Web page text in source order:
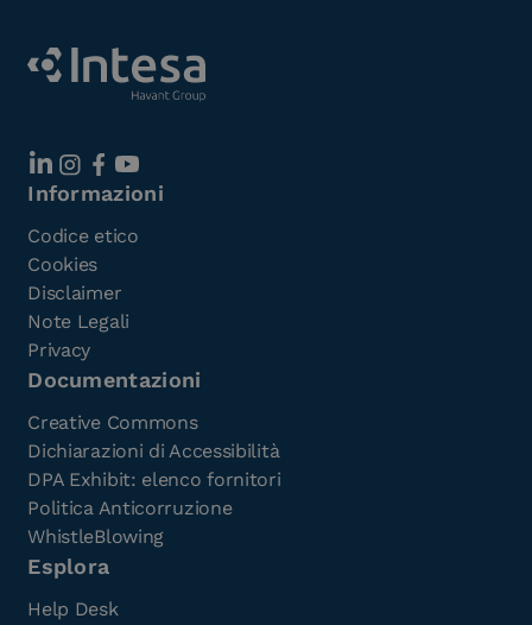
Informazioni
Codice etico
Cookies
Disclaimer
Note Legali
Privacy
Documentazioni
Creative Commons
Dichiarazioni di Accessibilità
DPA Exhibit: elenco fornitori
Politica Anticorruzione
WhistleBlowing
Esplora
Help Desk